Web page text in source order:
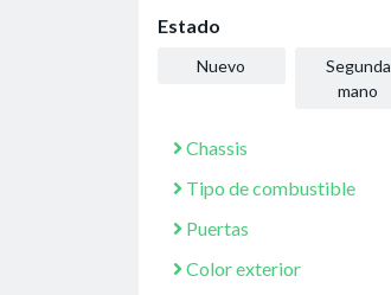
Estado
Nuevo
Segunda
mano
Chassis
Tipo de combustible
Puertas
Color exterior